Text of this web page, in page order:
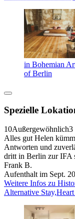
in Bohemian
of Berlin
Spezielle
10Außergewöhnlich3
Alles gut Helen
Antworten und
dritt in Berlin zur IFA
Frank B.
Aufenthalt im Sept.
Weitere Infos zu
Alternative